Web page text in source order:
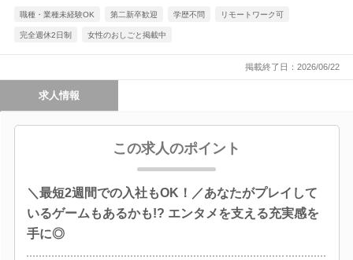
職種・業種未経験OK 第二新卒歓迎 学歴不問 リモートワーク可
完全週休2日制 女性のおしごと掲載中
掲載終了日：2026/06/22
求人情報
この求人のポイント
＼最短2週間での入社もOK！／あなたがプレイして
いるゲームもあるかも!? エンタメを支える充実感を
手に◎